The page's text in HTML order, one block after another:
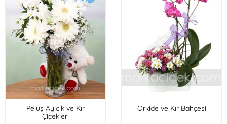
Peluş Ayıcık ve Kır
Çiçekleri
Orkide ve Kır Bahçesi